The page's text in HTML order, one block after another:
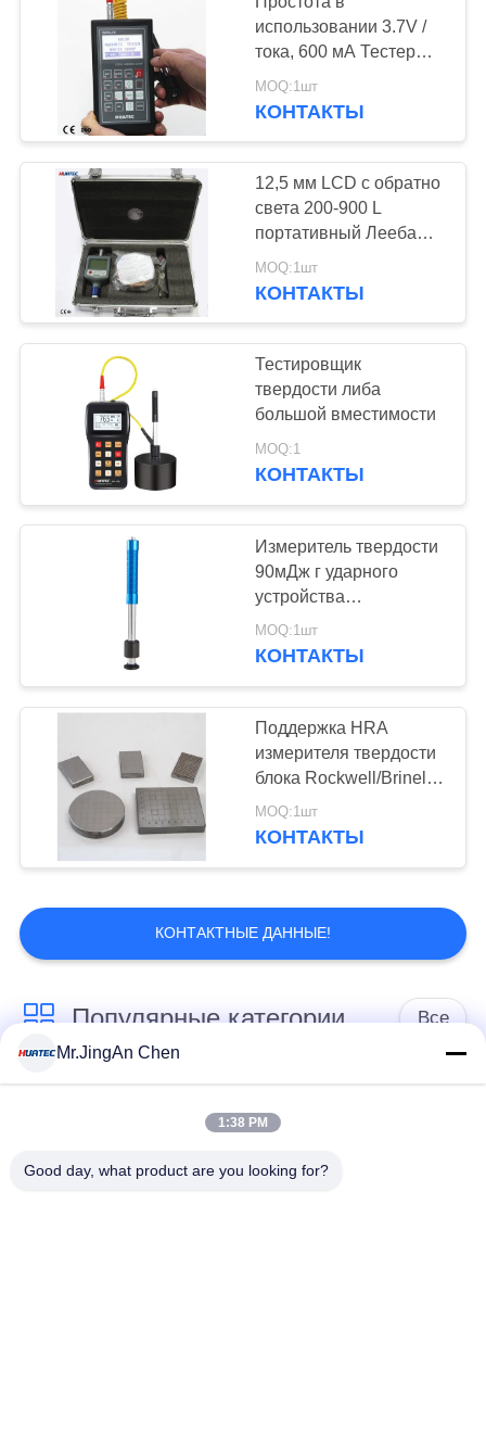
использовании 3.7V /
тока, 600 мА Тестеры
твердости
портативный RHL30
MOQ:1шт
КОНТАКТЫ
12,5 мм LCD с обратно
света 200-900 L
портативный Лееба
Тестеры твердости
RHL10
MOQ:1шт
КОНТАКТЫ
Тестировщик
твердости либа
большой вместимости
MOQ:1
КОНТАКТЫ
Измеритель твердости
90мДж г ударного
устройства
портативный с
утверждением ИСО/КЭ
MOQ:1шт
КОНТАКТЫ
Поддержка HRA
измерителя твердости
блока Rockwell/Brinell
блока портативная,
HRC, блоки
MOQ:1шт
КОНТАКТЫ
КОНТАКТНЫЕ ДАННЫЕ!
Популярные категории Все
толщиномер
Толщиномер
Портативный
Mr.JingAn Chen
1:38 PM
Good day, what product are you looking for?